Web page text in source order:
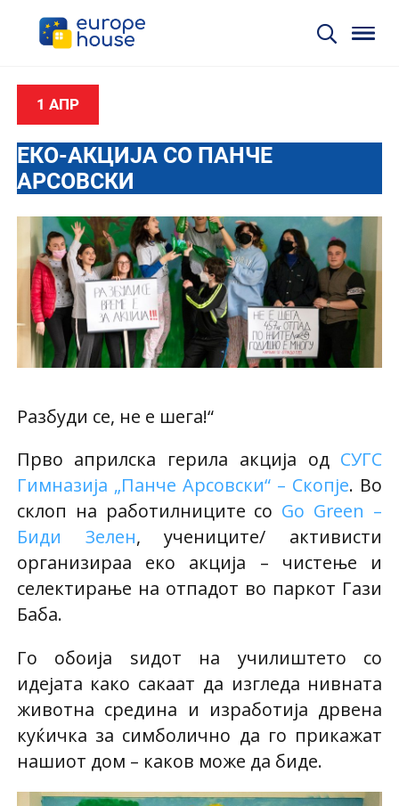
1 АПР
ЕКО-АКЦИЈА СО ПАНЧЕ
АРСОВСКИ
Разбуди се, не е шега!“
Прво априлска герила акција од СУГС
Гимназија „Панче Арсовски“ – Скопје. Во
склоп на работилниците со Go Green –
Биди Зелен, учениците/ активисти
организираа еко акција – чистење и
селектирање на отпадот во паркот Гази
Баба.
Го обоија ѕидот на училиштето со
идејата како сакаат да изгледа нивната
животна средина и изработија дрвена
куќичка за симболично да го прикажат
нашиот дом – каков може да биде.